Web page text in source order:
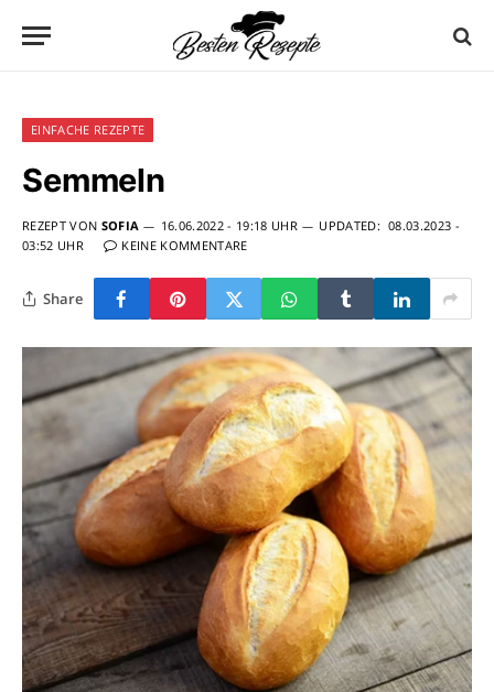
EINFACHE REZEPTE
Semmeln
REZEPT VON SOFIA 16.06.2022 - 19:18 UHR UPDATED: 08.03.2023 -
03:52 UHR
KEINE KOMMENTARE
Share